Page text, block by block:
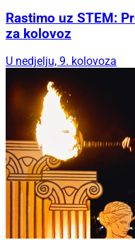
Rastimo uz STEM:
za kolovoz
U nedjelju, 9. kolovoza